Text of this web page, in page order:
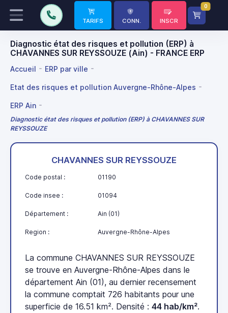
TARIFS CONN. INSCR
0
Diagnostic état des risques et pollution (ERP) à
CHAVANNES SUR REYSSOUZE (Ain) - FRANCE ERP
Accueil ERP par ville
Etat des risques et pollution Auvergne-Rhône-Alpes
ERP Ain
Diagnostic état des risques et pollution (ERP) à CHAVANNES SUR
REYSSOUZE
CHAVANNES SUR REYSSOUZE
Code postal : 01190
Code insee : 01094
Département : Ain (01)
Region : Auvergne-Rhône-Alpes
La commune CHAVANNES SUR REYSSOUZE
se trouve en Auvergne-Rhône-Alpes dans le
département Ain (01), au dernier recensement
la commune comptait 726 habitants pour une
superficie de 16.51 km². Densité : 44 hab/km².